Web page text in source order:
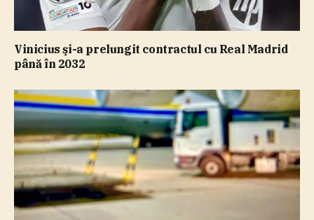
Vinicius şi-a prelungit contractul cu Real Madrid
până în 2032